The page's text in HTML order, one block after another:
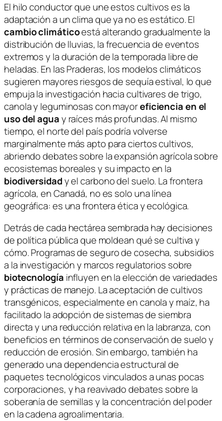
El hilo conductor que une estos cultivos es la
adaptación a un clima que ya no es estático. El
cambio climáticoestá alterando gradualmente la
distribución de lluvias, la frecuencia de eventos
extremos y la duración de la temporada libre de
heladas. En las Praderas, los modelos climáticos
sugieren mayores riesgos de sequía estival, lo que
empuja la investigación hacia cultivares de trigo,
canola y leguminosas con mayoreficiencia en el
uso del aguay raíces más profundas. Al mismo
tiempo, el norte del país podría volverse
marginalmente más apto para ciertos cultivos,
abriendo debates sobre la expansión agrícola sobre
ecosistemas boreales y su impacto en la
biodiversidady el carbono del suelo. La frontera
agrícola, en Canadá, no es solo una línea
geográfica: es una frontera ética y ecológica.
Detrás de cada hectárea sembrada hay decisiones
de política pública que moldean qué se cultiva y
cómo. Programas de seguro de cosecha, subsidios
a la investigación y marcos regulatorios sobre
biotecnología influyen en la elección de variedades
y prácticas de manejo. La aceptación de cultivos
transgénicos, especialmente en canola y maíz, ha
facilitado la adopción de sistemas de siembra
directa y una reducción relativa en la labranza, con
beneficios en términos de conservación de suelo y
reducción de erosión. Sin embargo, también ha
generado una dependencia estructural de
paquetes tecnológicos vinculados a unas pocas
corporaciones, y ha reavivado debates sobre la
soberanía de semillas y la concentración del poder
en la cadena agroalimentaria.